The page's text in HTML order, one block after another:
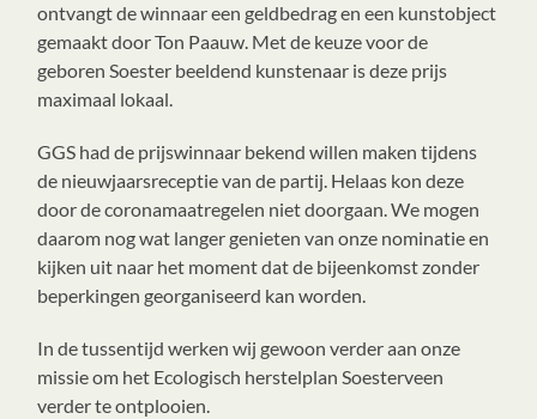
ontvangt de winnaar een geldbedrag en een kunstobject
gemaakt door Ton Paauw. Met de keuze voor de
geboren Soester beeldend kunstenaar is deze prijs
maximaal lokaal.
GGS had de prijswinnaar bekend willen maken tijdens
de nieuwjaarsreceptie van de partij. Helaas kon deze
door de coronamaatregelen niet doorgaan. We mogen
daarom nog wat langer genieten van onze nominatie en
kijken uit naar het moment dat de bijeenkomst zonder
beperkingen georganiseerd kan worden.
In de tussentijd werken wij gewoon verder aan onze
missie om het Ecologisch herstelplan Soesterveen
verder te ontplooien.